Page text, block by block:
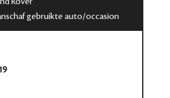
gebruikte auto/occasion